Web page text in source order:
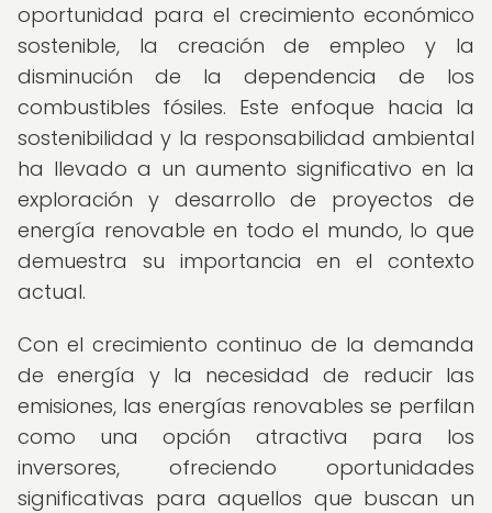
oportunidad para el crecimiento económico
sostenible, la creación de empleo y la
disminución de la dependencia de los
combustibles fósiles. Este enfoque hacia la
sostenibilidad y la responsabilidad ambiental
ha llevado a un aumento significativo en la
exploración y desarrollo de proyectos de
energía renovable en todo el mundo, lo que
demuestra su importancia en el contexto
actual.
Con el crecimiento continuo de la demanda
de energía y la necesidad de reducir las
emisiones, las energías renovables se perfilan
como una opción atractiva para los
inversores, ofreciendo oportunidades
significativas para aquellos que buscan un